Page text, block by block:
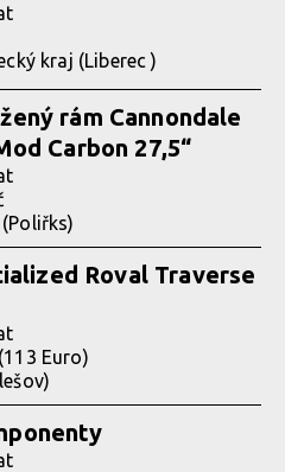
kraj (Liberec )
rám Cannondale
Carbon 27,5“
Roval Traverse
Euro)